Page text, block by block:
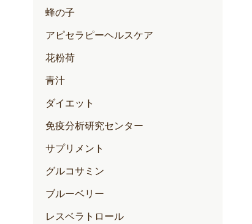
蜂の子
アピセラピーヘルスケア
花粉荷
青汁
ダイエット
免疫分析研究センター
サプリメント
グルコサミン
ブルーベリー
レスベラトロール